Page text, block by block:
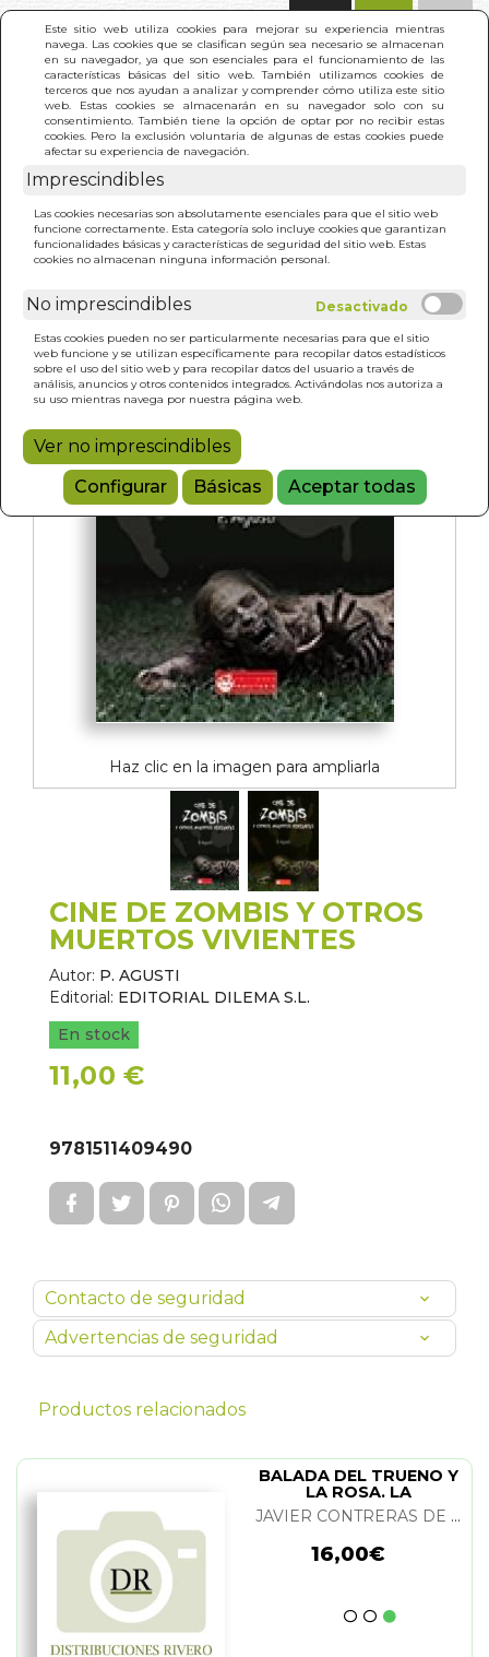
Este sitio web utiliza cookies para mejorar su experiencia mientras
navega. Las cookies que se clasifican según sea necesario se almacenan
en su navegador, ya que son esenciales para el funcionamiento de las
características básicas del sitio web. También utilizamos cookies de
terceros que nos ayudan a analizar y comprender cómo utiliza este sitio
web. Estas cookies se almacenarán en su navegador solo con su
consentimiento. También tiene la opción de optar por no recibir estas
cookies. Pero la exclusión voluntaria de algunas de estas cookies puede
afectar su experiencia de navegación.
Imprescindibles
Las cookies necesarias son absolutamente esenciales para que el sitio web
funcione correctamente. Esta categoría solo incluye cookies que garantizan
funcionalidades básicas y características de seguridad del sitio web. Estas
cookies no almacenan ninguna información personal.
No imprescindibles
Estas cookies pueden no ser particularmente necesarias para que el sitio
web funcione y se utilizan específicamente para recopilar datos estadísticos
sobre el uso del sitio web y para recopilar datos del usuario a través de
análisis, anuncios y otros contenidos integrados. Activándolas nos autoriza a
su uso mientras navega por nuestra página web.
Ver no imprescindibles
Configurar
Básicas Aceptar todas
INICIO >
VIVIENTES
Haz clic en la imagen para ampliarla
CINE DE ZOMBIS Y OTROS
MUERTOS VIVIENTES
Autor: P. AGUSTI
Editorial: EDITORIAL DILEMA S.L.
En stock
11,00 €
9781511409490
Contacto de seguridad
Advertencias de seguridad
Productos relacionados
BALADA DEL TRUENO Y
LA ROSA. LA
JAVIER CONTRERAS DE LA TORRE
16,00€